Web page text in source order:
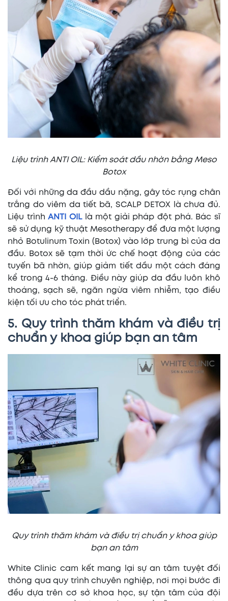
Liệu trình ANTI OIL: Kiểm soát dầu nhờn bằng Meso
Botox
Đối với những da đầu dầu nặng, gây tóc rụng chân
trắng do viêm da tiết bã, SCALP DETOX là chưa đủ.
Liệu trìnhANTI OILlà một giải pháp đột phá. Bác sĩ
sẽ sử dụng kỹ thuật Mesotherapy để đưa một lượng
nhỏ Botulinum Toxin (Botox) vào lớp trung bì của da
đầu. Botox sẽ tạm thời ức chế hoạt động của các
tuyến bã nhờn, giúp giảm tiết dầu một cách đáng
kể trong 4-6 tháng. Điều này giúp da đầu luôn khô
thoáng, sạch sẽ, ngăn ngừa viêm nhiễm, tạo điều
kiện tối ưu cho tóc phát triển.
5. Quy trình thăm khám và điều trị
chuẩn y khoa giúp bạn an tâm
Quy trình thăm khám và điều trị chuẩn y khoa giúp
bạn an tâm
White Clinic cam kết mang lại sự an tâm tuyệt đối
thông qua quy trình chuyên nghiệp, nơi mọi bước đi
đều dựa trên cơ sở khoa học, sự tận tâm của đội